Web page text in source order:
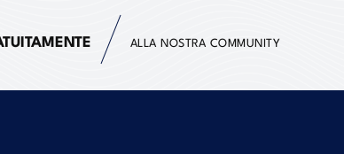
ALLA NOSTRA COMMUNITY